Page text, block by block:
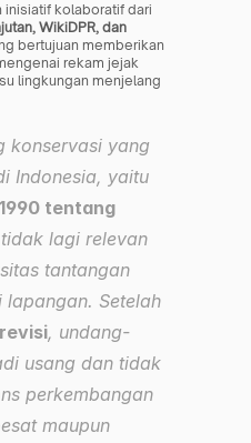
WikiDPR, dan
bertujuan memberikan
rekam jejak
konservasi yang
tentang
lagi relevan
tantangan
, undang-
usang dan tidak
perkembangan
maupun